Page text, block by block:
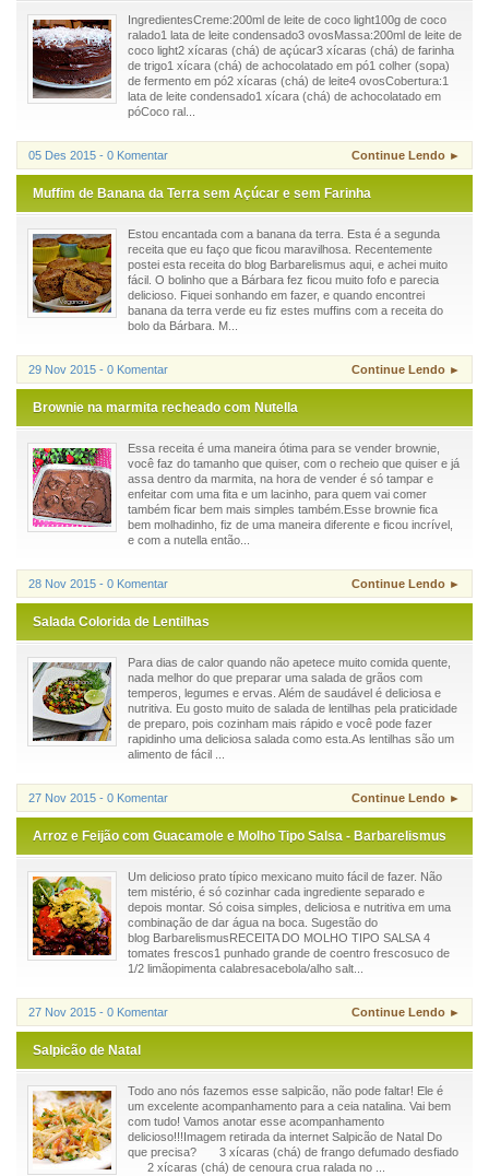
IngredientesCreme:200ml de leite de coco light100g de coco
ralado1 lata de leite condensado3 ovosMassa:200ml de leite de
coco light2 xícaras (chá) de açúcar3 xícaras (chá) de farinha
de trigo1 xícara (chá) de achocolatado em pó1 colher (sopa)
de fermento em pó2 xícaras (chá) de leite4 ovosCobertura:1
lata de leite condensado1 xícara (chá) de achocolatado em
póCoco ral...
05 Des 2015 - 0 Komentar Continue Lendo ►
Muffim de Banana da Terra sem Açúcar e sem Farinha
Estou encantada com a banana da terra. Esta é a segunda
receita que eu faço que ficou maravilhosa. Recentemente
postei esta receita do blog Barbarelismus aqui, e achei muito
fácil. O bolinho que a Bárbara fez ficou muito fofo e parecia
delicioso. Fiquei sonhando em fazer, e quando encontrei
banana da terra verde eu fiz estes muffins com a receita do
bolo da Bárbara. M...
29 Nov 2015 - 0 Komentar Continue Lendo ►
Brownie na marmita recheado com Nutella
Essa receita é uma maneira ótima para se vender brownie,
você faz do tamanho que quiser, com o recheio que quiser e já
assa dentro da marmita, na hora de vender é só tampar e
enfeitar com uma fita e um lacinho, para quem vai comer
também ficar bem mais simples também.Esse brownie fica
bem molhadinho, fiz de uma maneira diferente e ficou incrível,
e com a nutella então...
28 Nov 2015 - 0 Komentar Continue Lendo ►
Salada Colorida de Lentilhas
Para dias de calor quando não apetece muito comida quente,
nada melhor do que preparar uma salada de grãos com
temperos, legumes e ervas. Além de saudável é deliciosa e
nutritiva. Eu gosto muito de salada de lentilhas pela praticidade
de preparo, pois cozinham mais rápido e você pode fazer
rapidinho uma deliciosa salada como esta.As lentilhas são um
alimento de fácil ...
27 Nov 2015 - 0 Komentar Continue Lendo ►
Arroz e Feijão com Guacamole e Molho Tipo Salsa - Barbarelismus
Um delicioso prato típico mexicano muito fácil de fazer. Não
tem mistério, é só cozinhar cada ingrediente separado e
depois montar. Só coisa simples, deliciosa e nutritiva em uma
combinação de dar água na boca. Sugestão do
blog BarbarelismusRECEITA DO MOLHO TIPO SALSA 4
tomates frescos1 punhado grande de coentro frescosuco de
1/2 limãopimenta calabresacebola/alho salt...
27 Nov 2015 - 0 Komentar Continue Lendo ►
Salpicão de Natal
Todo ano nós fazemos esse salpicão, não pode faltar! Ele é
um excelente acompanhamento para a ceia natalina. Vai bem
com tudo! Vamos anotar esse acompanhamento
delicioso!!!Imagem retirada da internet Salpicão de Natal Do
que precisa? 3 xícaras (chá) de frango defumado desfiado
2 xícaras (chá) de cenoura crua ralada no ...